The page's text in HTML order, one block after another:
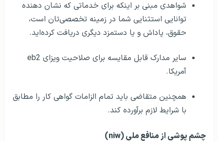
شواهدی مبنی بر اینکه برای خدماتی که نشان دهنده
توانایی استثنایی شما در زمینه تخصصی‌تان است،
حقوق، پاداش و یا دستمزد دیگری دریافت کرده‌اید.
سایر مدارک قابل مقایسه برای صلاحیت ویزای eb2
آمریکا.
همچنین متقاضی باید تمام الزامات گواهی کار را مطابق
با شرایط لازم برآورده کند.
چشم پوشی از منافع ملی (niw)